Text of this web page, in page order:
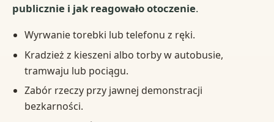
publicznie i jak reagowało otoczenie.
Wyrwanie torebki lub telefonu z ręki.
Kradzież z kieszeni albo torby w autobusie,
tramwaju lub pociągu.
Zabór rzeczy przy jawnej demonstracji
bezkarności.